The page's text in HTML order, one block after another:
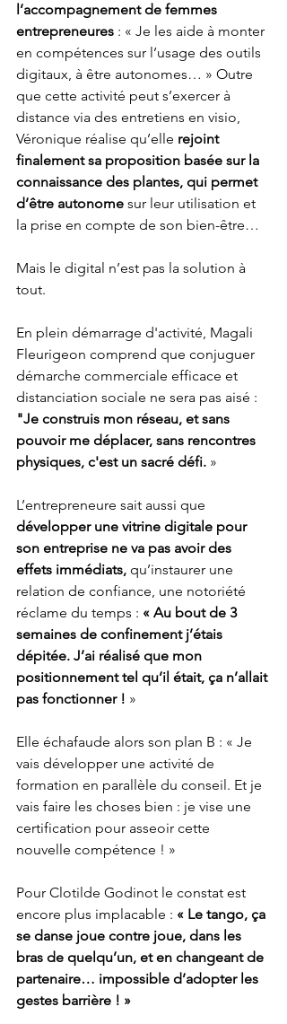
l’accompagnement de femmes
entrepreneures : « Je les aide à monter
en compétences sur l’usage des outils
digitaux, à être autonomes… » Outre
que cette activité peut s’exercer à
distance via des entretiens en visio,
Véronique réalise qu’elle rejoint
finalement sa proposition basée sur la
connaissance des plantes, qui permet
d’être autonome sur leur utilisation et
la prise en compte de son bien-être…
Mais le digital n’est pas la solution à
tout.
En plein démarrage d'activité, Magali
Fleurigeon comprend que conjuguer
démarche commerciale efficace et
distanciation sociale ne sera pas aisé :
"Je construis mon réseau, et sans
pouvoir me déplacer, sans rencontres
physiques, c'est un sacré défi. »
L’entrepreneure sait aussi que
développer une vitrine digitale pour
son entreprise ne va pas avoir des
effets immédiats, qu’instaurer une
relation de confiance, une notoriété
réclame du temps : « Au bout de 3
semaines de confinement j’étais
dépitée. J’ai réalisé que mon
positionnement tel qu’il était, ça n’allait
pas fonctionner ! »
Elle échafaude alors son plan B : « Je
vais développer une activité de
formation en parallèle du conseil. Et je
vais faire les choses bien : je vise une
certification pour asseoir cette
nouvelle compétence ! »
Pour Clotilde Godinot le constat est
encore plus implacable : « Le tango, ça
se danse joue contre joue, dans les
bras de quelqu’un, et en changeant de
partenaire… impossible d’adopter les
gestes barrière ! »